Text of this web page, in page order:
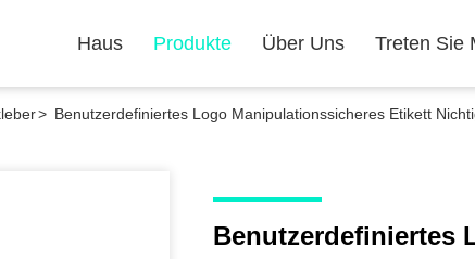
Haus Produkte Über Uns Treten Sie
> Benutzerdefiniertes Logo Manipulationssicheres Etikett
Benutzerdefiniertes